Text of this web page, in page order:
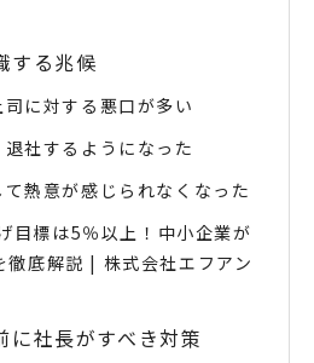
する兆候
に対する悪口が多い
社するようになった
熱意が感じられなくなった
目標は5％以上！中小企業が
徹底解説 | 株式会社エフアン
に社長がすべき対策